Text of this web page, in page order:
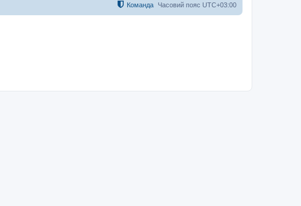
Часовий пояс UTC+03:00
Команда